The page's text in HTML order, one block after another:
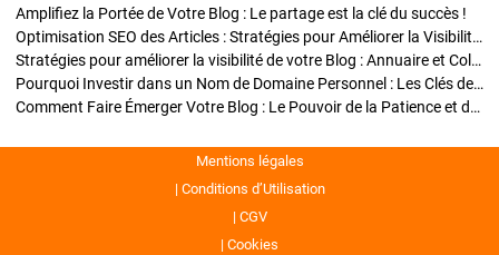
Amplifiez la Portée de Votre Blog : Le partage est la clé du succès !
Optimisation SEO des Articles : Stratégies pour Améliorer la Visibilité de Votre Blog
Stratégies pour améliorer la visibilité de votre Blog : Annuaire et Collaborations
Pourquoi Investir dans un Nom de Domaine Personnel : Les Clés de la Réussite de Votre Blog
Comment Faire Émerger Votre Blog : Le Pouvoir de la Patience et de la Persévérance
Mentions légales
Conditions d’Utilisation
CGV
Cookies